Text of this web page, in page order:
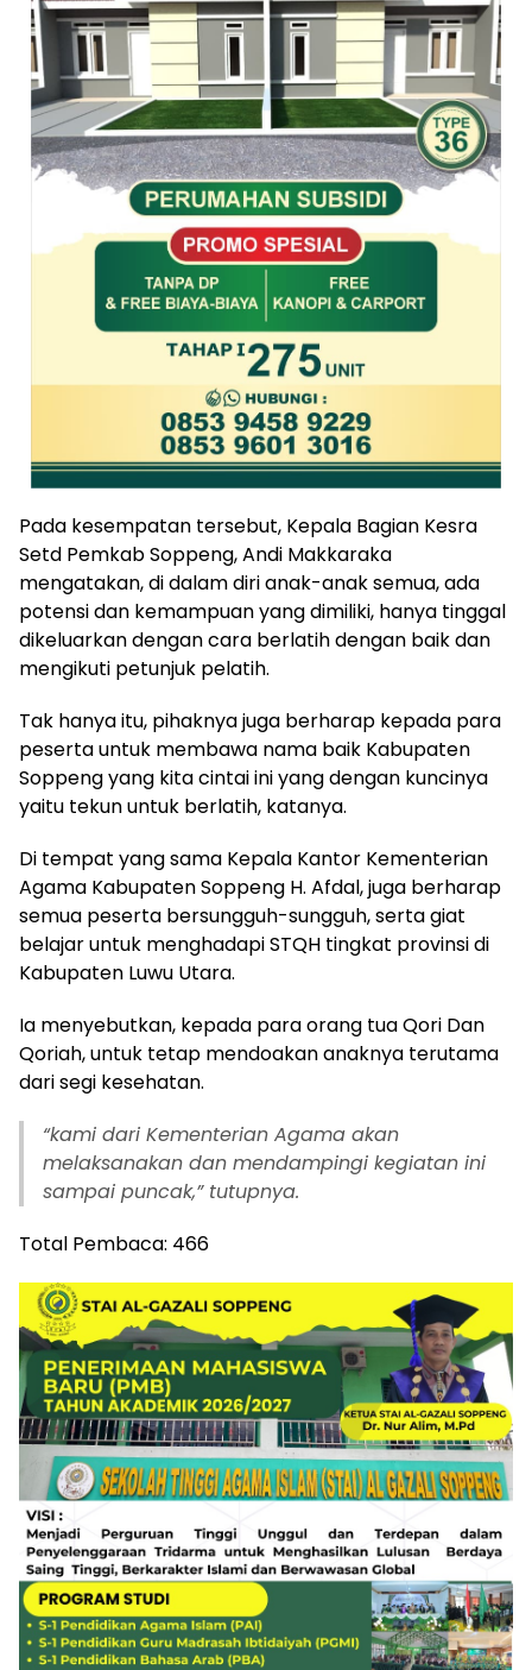
Pada kesempatan tersebut, Kepala Bagian Kesra
Setd Pemkab Soppeng, Andi Makkaraka
mengatakan, di dalam diri anak-anak semua, ada
potensi dan kemampuan yang dimiliki, hanya tinggal
dikeluarkan dengan cara berlatih dengan baik dan
mengikuti petunjuk pelatih.
Tak hanya itu, pihaknya juga berharap kepada para
peserta untuk membawa nama baik Kabupaten
Soppeng yang kita cintai ini yang dengan kuncinya
yaitu tekun untuk berlatih, katanya.
Di tempat yang sama Kepala Kantor Kementerian
Agama Kabupaten Soppeng H. Afdal, juga berharap
semua peserta bersungguh-sungguh, serta giat
belajar untuk menghadapi STQH tingkat provinsi di
Kabupaten Luwu Utara.
Ia menyebutkan, kepada para orang tua Qori Dan
Qoriah, untuk tetap mendoakan anaknya terutama
dari segi kesehatan.
“kami dari Kementerian Agama akan
melaksanakan dan mendampingi kegiatan ini
sampai puncak,” tutupnya.
Total Pembaca: 466